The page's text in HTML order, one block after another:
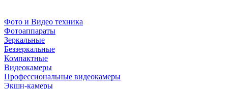
Фото и Видео техника
Фотоаппараты
Зеркальные
Беззеркальные
Компактные
Видеокамеры
Профессиональные видеокамеры
Экшн-камеры